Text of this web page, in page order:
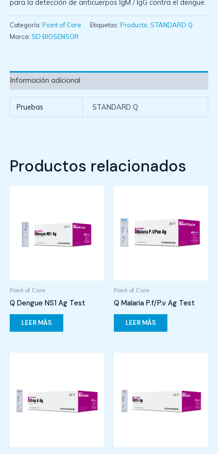
para la detección de anticuerpos IgM / IgG contra el dengue.
Categoría: Point of Care Etiquetas: Producto, STANDARD Q
Marca: SD BIOSENSOR
Información adicional
Pruebas STANDARD Q
Productos relacionados
Point of Care
Q Dengue NS1 Ag Test
LEER MÁS
Point of Care
Q Malaria P.f/P.v Ag Test
LEER MÁS